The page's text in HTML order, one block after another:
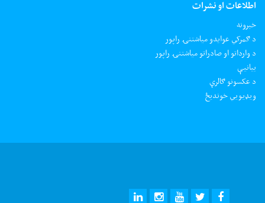
اطلاعات او نشرات
خبرونه
د ګمرکي عوایدو میاشتنۍ راپور
د وارداتو او صادراتو میاشتنۍ راپور
بیانیې
د عکسونو ګالرې
ويډيويي خونديځ